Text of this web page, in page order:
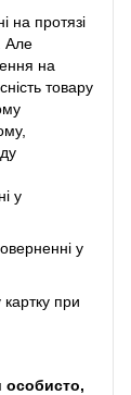
на протязі
Але
на
товару
у
у
картку при
особисто,